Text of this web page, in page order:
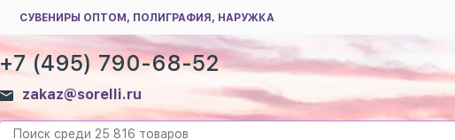
СУВЕНИРЫ ОПТОМ, ПОЛИГРАФИЯ, НАРУЖКА
+7 (495) 790-68-52
zakaz@sorelli.ru